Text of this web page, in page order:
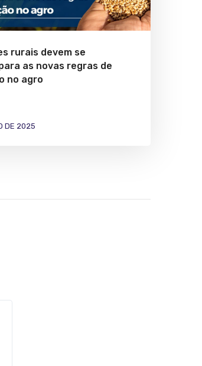
rurais devem se
as novas regras de
no agro
DE 2025